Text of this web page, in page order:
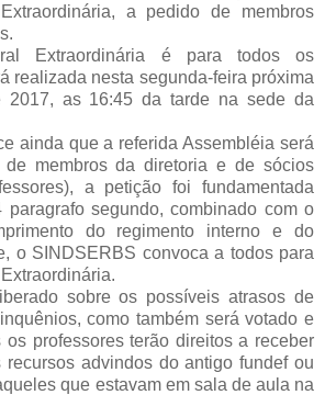
a pedido de membros
Extraordinária é para todos os
realizada nesta segunda-feira próxima
as 16:45 da tarde na sede da
ainda que a referida Assembléia será
membros da diretoria e de sócios
a petição foi fundamentada
segundo, combinado com o
do regimento interno e do
o SINDSERBS convoca a todos para
sobre os possíveis atrasos de
como também será votado e
professores terão direitos a receber
advindos do antigo fundef ou
que estavam em sala de aula na